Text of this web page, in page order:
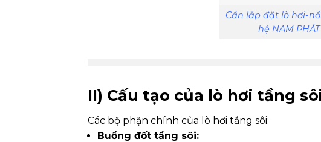
Cần lắp đặt lò hơi-
hệ NAM
II) Cấu tạo của lò hơi tầng
Các bộ phận chính của lò hơi tầng sôi:
Buồng đốt tầng sôi: